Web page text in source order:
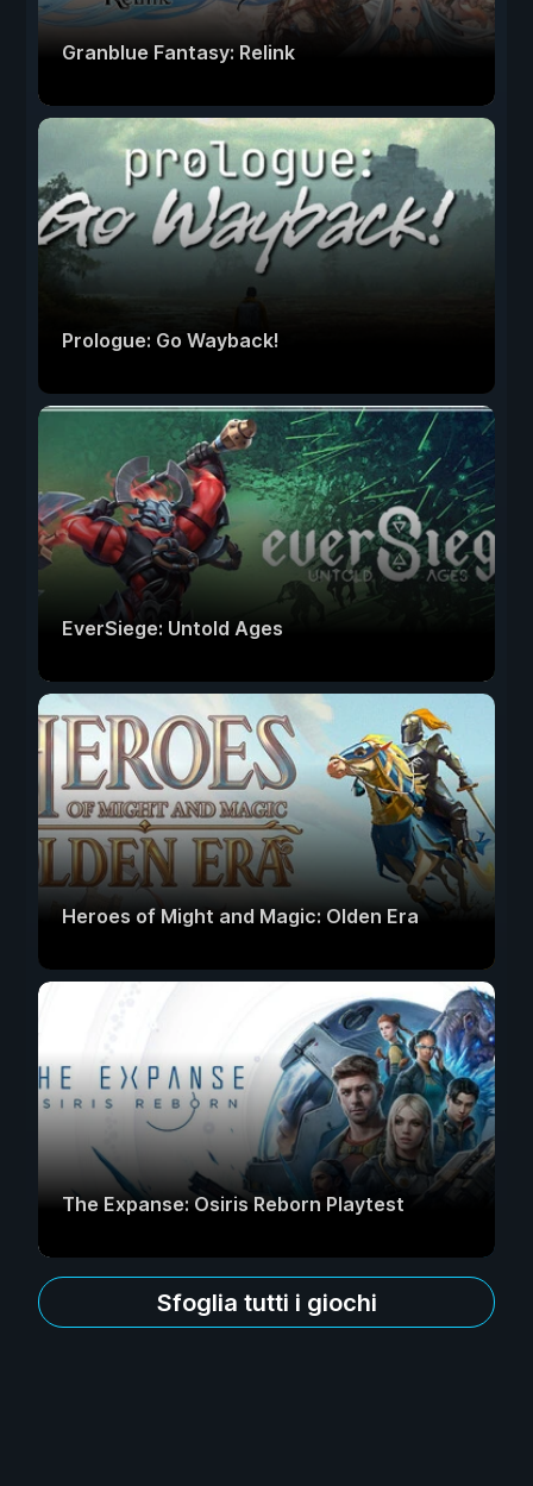
Granblue Fantasy: Relink
Prologue: Go Wayback!
EverSiege: Untold Ages
Heroes of Might and Magic: Olden Era
The Expanse: Osiris Reborn Playtest
Sfoglia tutti i giochi